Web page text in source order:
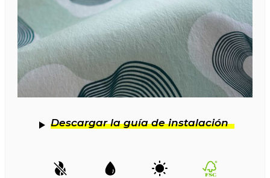
Descargar la guía de instalación